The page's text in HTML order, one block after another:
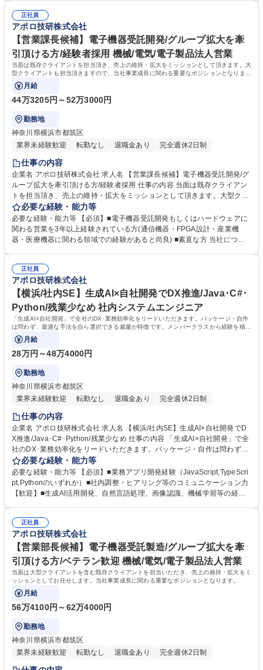
窓口としてご活躍ください！ 募集職種 【横浜市/営業アシスタント】職務
未経験可/土日休み
院 大学 高専 短大 専修学校 高校 語学力： 資格：
正社員
アポロ技研株式会社
【営業課長候補】電子機器受託開発/グループ拡大を牽
引頂ける方/経験者採用 機械/電気/電子製品法人営業
当面は既存クライアントを担当頂き、売上の維持・拡大をミッションとして頂きます。大
型クライアントも担当頂きますので、当社事業成長に関わる重要なポジションとなりま
す。
月給
44万3205円～52万3000円
勤務地
神奈川県横浜市都筑区
業界未経験歓迎
転勤なし 退職金あり 完全週休2日制
仕事の内容
企業名 アポロ技研株式会社 求人名 【営業課長候補】電子機器受託開発/グ
ループ拡大を牽引頂ける方/経験者採用 仕事の内容 当面は既存クライアン
トを担当頂き、売上の維持・拡大をミッションとして頂きます。大型クラ
イアントも担当頂きますので、当社事業成長に関わる重要なポジションと
なります。 弊社としては5年以内に課長、そして早期に部長になる候補と
して今回お迎えをしたい。 部長に昇格した際には、グループ会社を跨いだ
営業会議・部長会議に出席し、拡大を続ける弊社のグループ戦略を担う立
発/グループ拡大を牽引頂ける方/経験者採用
必要な経験・能力等
必要な経験・能力等 【必須】■電子機器受託開発もしくはハードウェアに
関わる営業を3年以上経験されている方(通信機器・FPGA設計・産業機
器・医療機器に関わる領域での経験があると尚良) ■素直な方 当社につい
成品に対する基板や電子部品を試作するところから提案可能。少ロットや
短納期の案件であっても対応ができ、小回りの利くところはお客様に選ば
れている理由です。近年は電化製品の小型化も進んでいる結果、電子部品
や基板の需要度があがっております。 学歴・資格 学歴：大学院 大学 高専
短大 専修学校 高校 語学力： 資格：第一種運転免許普通自動車
正社員
アポロ技研株式会社
【横浜/社内SE】生成AI×自社開発でDX推進/Java･C#･
Python/残業少なめ 社内システムエンジニア
「生成AI×自社開発」で全社のDX･業務効率化をリードいただきます。パッケージ・自作
は問わず、最適な手法を自ら選択できる裁量が特徴です。メンバークラスから経験を積
み、長期でのご活躍を期待します。
月給
28万円～48万4000円
勤務地
神奈川県横浜市都筑区
業界未経験歓迎
転勤なし 退職金あり 完全週休2日制
仕事の内容
企業名 アポロ技研株式会社 求人名 【横浜/社内SE】生成AI×自社開発でD
X推進/Java･C#･Python/残業少なめ 仕事の内容 「生成AI×自社開発」で全
社のDX･業務効率化をリードいただきます。パッケージ・自作は問わず、
最適な手法を自ら選択できる裁量が特徴です。メンバークラスから経験を
積み、長期でのご活躍を期待します。 ■生成AIを積極活用した業務アプリ
開発（製造・管理部門向け）■ヒアリング/要件定義/設計/開発/導入まで一
貫■製造現場の外観検査AIや会議要約ツールの企画・実装 ★社内ユーザー
アイデアを即座に形にし、技術で組織を変革する面白さと大きな裁量を実
感できる環境です。 募集職種 【横浜/社内SE】生成AI×自社開発でDX推
進/Java･C#･Python/残業少なめ
必要な経験・能力等
必要な経験・能力等 【必須】■業務アプリ開発経験（JavaScript,TypeScri
pt,Pythonのいずれか）■社内調整・ヒアリング等のコミュニケーション力
【歓迎】■生成AI活用開発、自然言語処理、画像認識、機械学習等の経験
期やスケジュールの調整もしやすく、ワークライフバランスを保ちながら
技術的好奇心を追求できる環境です。あなたのアイデアが即採用されるス
ピード感と、製造業のDXを最前線で支える達成感を得られます。 学歴・
資格 学歴：大学院 大学 高専 短大 専修学校 高校 語学力： 資格：
正社員
アポロ技研株式会社
【営業部長候補】電子機器受託製造/グループ拡大を牽
引頂ける方/ベテラン歓迎 機械/電気/電子製品法人営業
当面は大型クライアントを含む既存クライアントを担当いただき、売上の維持・拡大をミ
ッションとしてお任せします。当社事業成長に関わる重要なポジションとなります。
月給
56万4100円～62万4000円
勤務地
神奈川県横浜市都筑区
業界未経験歓迎
転勤なし 退職金あり 完全週休2日制